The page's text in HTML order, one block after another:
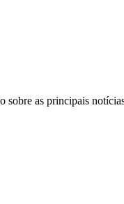
sobre as principais